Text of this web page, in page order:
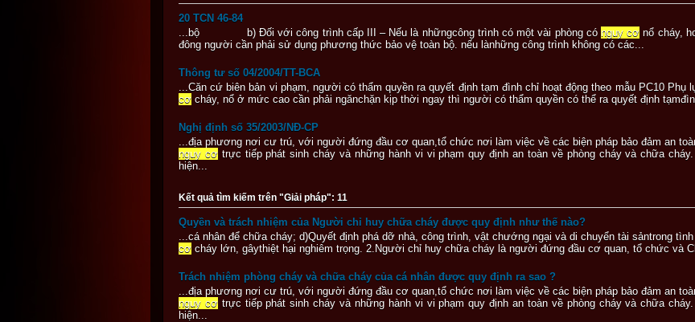
20 TCN 46-84
...bộ b) Đối với công trình cấp III – Nếu là nhữngcông trình có một vài phòng cónguy cơ nổ cháy,
đông người cần phải sử dụng phương thức bảo vệ toàn bộ. nếu lànhững công trình không có các...
Thông tư số 04/2004/TT-BCA
...Căn cứ biên bản vi phạm, người có thẩm quyền ra quyết định tạm đình chỉ hoạt động theo mẫu PC10
cơ cháy, nổ ở mức cao cần phải ngănchặn kịp thời ngay thì người có thẩm quyền có thể ra quyết định
Nghị định số 35/2003/NĐ-CP
...địa phương nơi cư trú, với người đứng đầu cơ quan,tổ chức nơi làm việc về các biện pháp bảo đảm an
nguy cơtrực tiếp phát sinh cháy và những hành vi vi phạm quy định an toàn về phòng cháy và chữa
hiện...
Kết quả tìm kiếm trên "Giải pháp": 11
Quyền và trách nhiệm của Người chỉ huy chữa cháy được quy định như thế nào?
...cá nhân để chữa cháy; d)Quyết định phá dỡ nhà, công trình, vật chướng ngại và di chuyển tài sảntrong
cơ cháy lớn, gâythiệt hại nghiêm trọng. 2.Người chỉ huy chữa cháy là người đứng đầu cơ quan, tổ chức và
Trách nhiệm phòng cháy và chữa cháy của cá nhân được quy định ra sao ?
...địa phương nơi cư trú, với người đứng đầu cơ quan,tổ chức nơi làm việc về các biện pháp bảo đảm an
nguy cơtrực tiếp phát sinh cháy và những hành vi vi phạm quy định an toàn về phòng cháy và chữa
hiện...